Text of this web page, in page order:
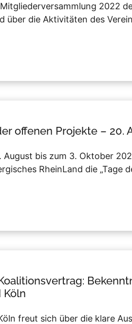
2022
über die Aktivitäten des
offenen Projekte – 20.
August bis zum 3. Oktober
RheinLand die „Tage
Köln
freut sich über die klare